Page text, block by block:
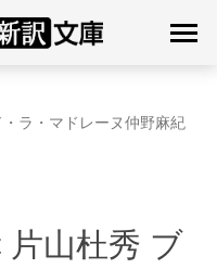
ラ・マドレーヌ仲野麻紀
片山杜秀 ブ